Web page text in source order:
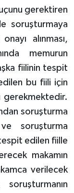
gerektiren
soruşturmaya
alınması,
memurun
fiilinin tespit
bu fiili için
gerekmektedir.
soruşturma
soruşturma
edilen fiille
makamın
verilecek